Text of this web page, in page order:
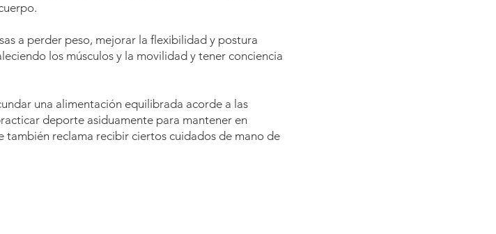
a perder peso, mejorar la flexibilidad y postura
los músculos y la movilidad y tener conciencia
una alimentación equilibrada acorde a las
deporte asiduamente para mantener en
también reclama recibir ciertos cuidados de mano de